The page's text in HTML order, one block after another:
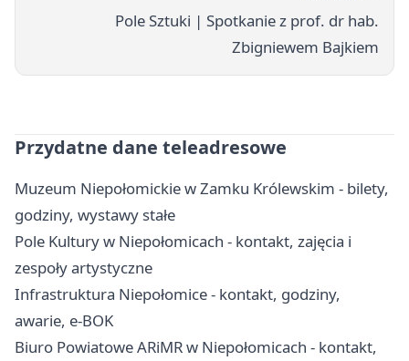
Pole Sztuki | Spotkanie z prof. dr hab.
Zbigniewem Bajkiem
Przydatne dane teleadresowe
Muzeum Niepołomickie w Zamku Królewskim - bilety,
godziny, wystawy stałe
Pole Kultury w Niepołomicach - kontakt, zajęcia i
zespoły artystyczne
Infrastruktura Niepołomice - kontakt, godziny,
awarie, e-BOK
Biuro Powiatowe ARiMR w Niepołomicach - kontakt,